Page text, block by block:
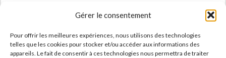
Gérer le consentement
Pour offrir les meilleures expériences, nous utilisons des technologies
telles que les cookies pour stocker et/ou accéder aux informations des
appareils. Le fait de consentir à ces technologies nous permettra de traiter